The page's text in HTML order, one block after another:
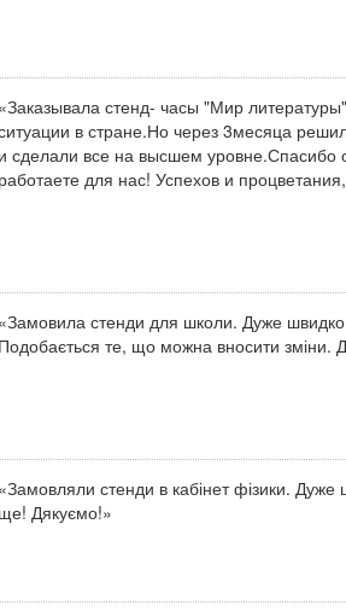
«Заказывала стенд- часы "Мир
в стране.Но через 3месяца
и сделали все на высшем уровне.Спасибо
работаете для нас! Успехов и
«Замовила стенди для школи. Дуже
Подобається те, що можна вносити зміни.
«Замовляли стенди в кабінет фізики.
ще! Дякуємо!»